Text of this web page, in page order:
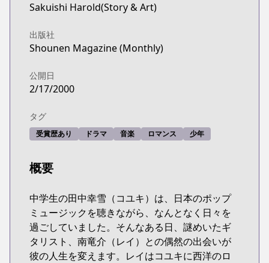
Sakuishi Harold(Story & Art)
出版社
Shounen Magazine (Monthly)
公開日
2/17/2000
タグ
受賞歴あり ドラマ 音楽 ロマンス 少年
概要
中学生の田中幸雪（コユキ）は、日本のポップ
ミュージックを聴きながら、なんとなく日々を
過ごしていました。そんなある日、謎めいたギ
タリスト、南竜介（レイ）との偶然の出会いが
彼の人生を変えます。レイはコユキに西洋のロ